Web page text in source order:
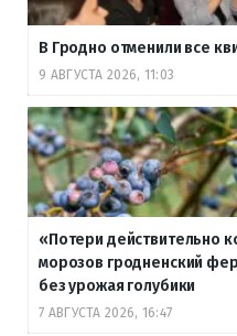
В Гродно отменили все
9 АВГУСТА 2026, 11:03
«Потери действительно
морозов гродненский
без урожая голубики
7 АВГУСТА 2026, 16:47